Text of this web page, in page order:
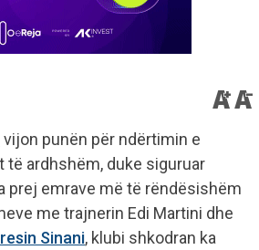
vijon punën për ndërtimin e
ardhshëm, duke siguruar
prej emrave më të rëndësishëm
me trajnerin Edi Martini dhe
Sinani, klubi shkodran ka